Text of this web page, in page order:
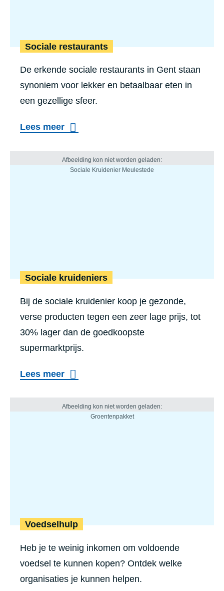
Sociale restaurants
De erkende sociale restaurants in Gent staan
synoniem voor lekker en betaalbaar eten in
een gezellige sfeer.
Lees meer
Sociale kruideniers
Bij de sociale kruidenier koop je gezonde,
verse producten tegen een zeer lage prijs, tot
30% lager dan de goedkoopste
supermarktprijs.
Lees meer
Voedselhulp
Heb je te weinig inkomen om voldoende
voedsel te kunnen kopen? Ontdek welke
organisaties je kunnen helpen.